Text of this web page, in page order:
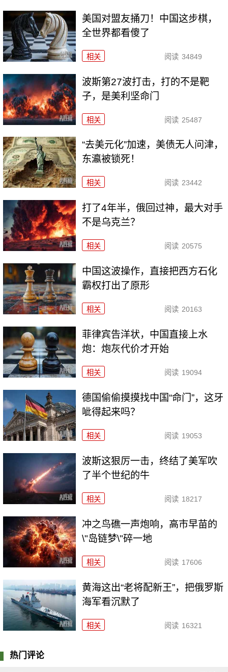
美国对盟友捅刀！中国这步棋，
全世界都看傻了
相关 阅读 34849
波斯第27波打击，打的不是靶
子，是美利坚命门
相关 阅读 25487
“去美元化”加速，美债无人问津，
东瀛被锁死！
相关 阅读 23442
打了4年半，俄回过神，最大对手
不是乌克兰？
相关 阅读 20575
中国这波操作，直接把西方石化
霸权打出了原形
相关 阅读 20163
菲律宾告洋状，中国直接上水
炮：炮灰代价才开始
相关 阅读 19094
德国偷偷摸摸找中国“命门”，这牙
呲得起来吗？
相关 阅读 19053
波斯这狠厉一击，终结了美军吹
了半个世纪的牛
相关 阅读 18217
冲之鸟礁一声炮响，高市早苗的
\"岛链梦\"碎一地
相关 阅读 17606
黄海这出“老将配新王”，把俄罗斯
海军看沉默了
相关 阅读 16321
热门评论